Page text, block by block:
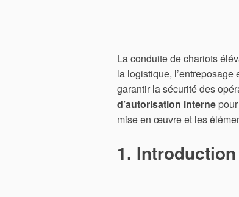
La conduite de chariots
la logistique,
garantir la sécurité des
d’autorisation interne
mise en œuvre et les
1.